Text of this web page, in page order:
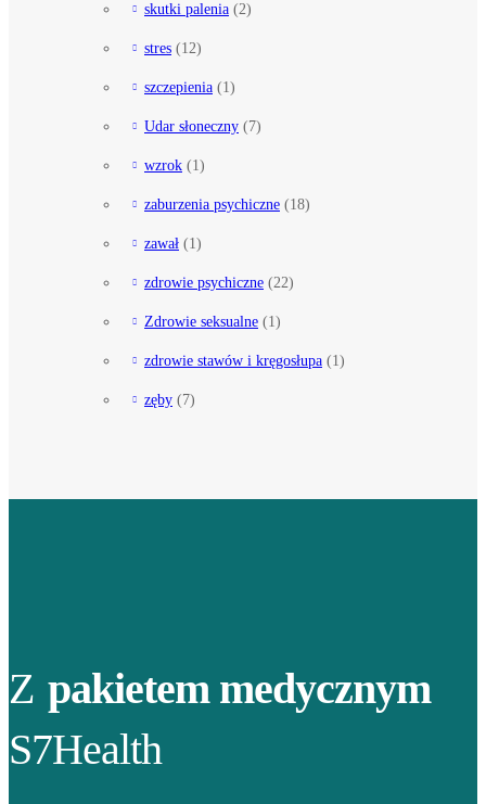
skutki palenia (2)
stres (12)
szczepienia (1)
Udar słoneczny (7)
wzrok (1)
zaburzenia psychiczne (18)
zawał (1)
zdrowie psychiczne (22)
Zdrowie seksualne (1)
zdrowie stawów i kręgosłupa (1)
zęby (7)
Z pakietem medycznym
S7Health